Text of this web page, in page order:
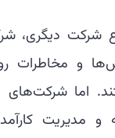
شرکت دیگری،
و مخاطرات
اما شرکت‌های
و مدیریت